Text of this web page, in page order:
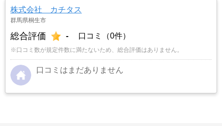
株式会社 カチタス
群馬県桐生市
総合評価 - 口コミ（0件）
※口コミ数が規定件数に満たないため、総合評価はありません。
口コミはまだありません